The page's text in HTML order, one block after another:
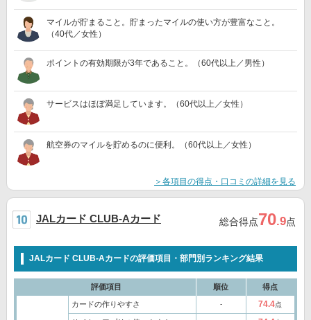
マイルが貯まること。貯まったマイルの使い方が豊富なこと。
（40代／女性）
ポイントの有効期限が3年であること。（60代以上／男性）
サービスはほぼ満足しています。（60代以上／女性）
航空券のマイルを貯めるのに便利。（60代以上／女性）
＞各項目の得点・口コミの詳細を見る
JALカード CLUB-Aカード 総合得点70.9点
JALカード CLUB-Aカードの評価項目・部門別ランキング結果
評価項目 順位 得点
カードの作りやすさ ‐ 74.4点